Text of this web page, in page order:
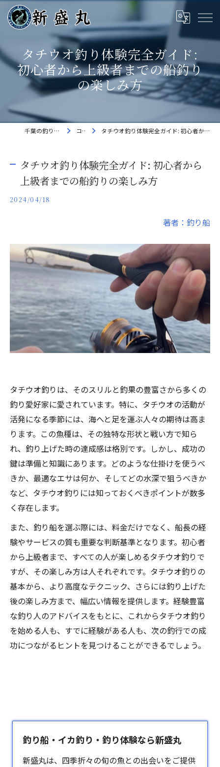
タチウオ釣り体験完全ガイド:
初心者から上級者までの船釣り
の楽しみ方
千葉の釣り船なら新盛丸 コラム タチウオ釣り体験完全ガイド: 初心者から上級者までの船釣りの楽しみ方
タチウオ釣り体験完全ガイド: 初心者から
上級者までの船釣りの楽しみ方
2024/04/18
著者：釣り船
タチウオ釣りは、そのスリルと釣果の豊富さから多くの
釣り愛好家に愛されています。特に、タチウオの活動が
活発になる季節には、海へと足を運ぶ人々の期待は高ま
ります。この魚種は、その独特な形状と戦い方で知ら
れ、釣り上げた時の達成感は格別です。しかし、成功の
鍵は準備と知識にあります。どのような仕掛けを使うべ
きか、最適なエサは何か、そしてどの水深で狙うべきか
など、タチウオ釣りには知っておくべきポイントが数多
く存在します。
また、釣り船を選ぶ際には、料金だけでなく、船長の経
験やサービスの質も重要な判断基準となります。初心者
から上級者まで、すべての人が楽しめるタチウオ釣りで
すが、その楽しみ方は人それぞれです。タチウオ釣りの
基本から、より高度なテクニック、さらには釣り上げた
後の楽しみ方まで、幅広い情報を提供します。経験豊富
な釣り人のアドバイスをもとに、これからタチウオ釣り
を始める人も、すでに経験がある人も、次の釣行での成
功につながるヒントを見つけることができるでしょう。
釣り船・イカ釣り・釣り体験なら新盛丸
新盛丸は、四季折々の旬の魚との出会いをご提供